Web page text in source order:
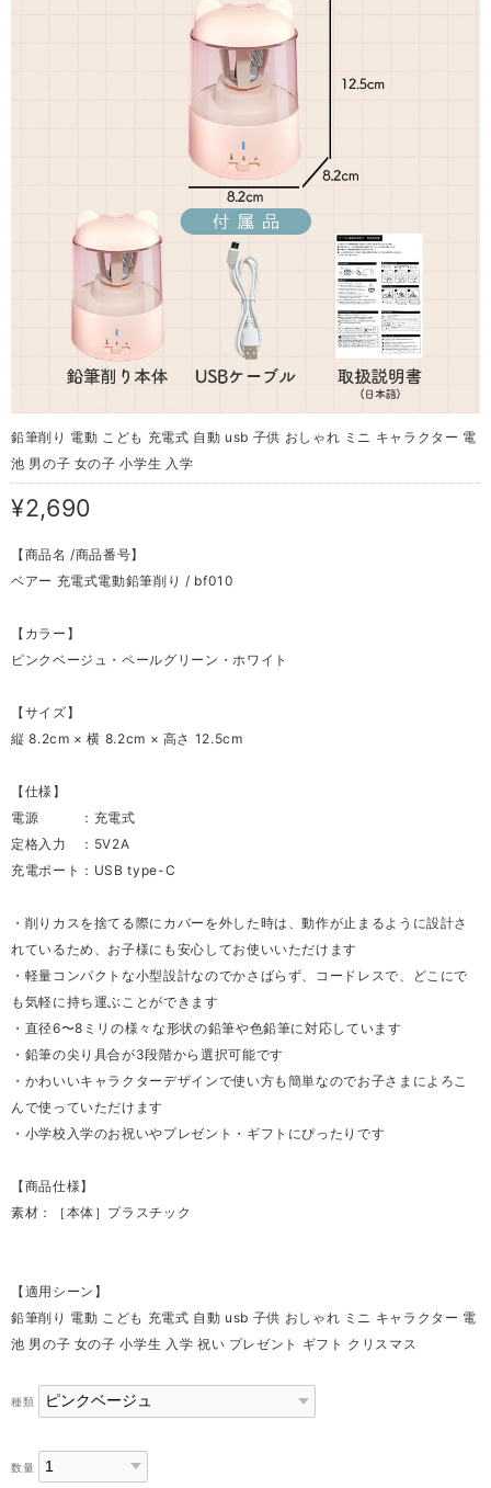
鉛筆削り 電動 こども 充電式 自動 usb 子供 おしゃれ ミニ キャラクター 電
池 男の子 女の子 小学生 入学
¥2,690
【商品名 /商品番号】
ベアー 充電式電動鉛筆削り / bf010
【カラー】
ピンクベージュ・ペールグリーン・ホワイト
【サイズ】
縦 8.2cm × 横 8.2cm × 高さ 12.5cm
【仕様】
電源 ：充電式
定格入力 ：5V2A
充電ポート：USB type-C
・削りカスを捨てる際にカバーを外した時は、動作が止まるように設計さ
れているため、お子様にも安心してお使いいただけます
・軽量コンパクトな小型設計なのでかさばらず、コードレスで、どこにで
も気軽に持ち運ぶことができます
・直径6〜8ミリの様々な形状の鉛筆や色鉛筆に対応しています
・鉛筆の尖り具合が3段階から選択可能です
・かわいいキャラクターデザインで使い方も簡単なのでお子さまによろこ
んで使っていただけます
・小学校入学のお祝いやプレゼント・ギフトにぴったりです
【商品仕様】
素材：［本体］プラスチック
【適用シーン】
鉛筆削り 電動 こども 充電式 自動 usb 子供 おしゃれ ミニ キャラクター 電
池 男の子 女の子 小学生 入学 祝い プレゼント ギフト クリスマス
種類
数量